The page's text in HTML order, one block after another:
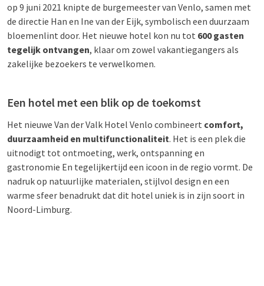
op 9 juni 2021 knipte de burgemeester van Venlo, samen met
de directie Han en Ine van der Eijk, symbolisch een duurzaam
bloemenlint door. Het nieuwe hotel kon nu tot 600 gasten
tegelijk ontvangen, klaar om zowel vakantiegangers als
zakelijke bezoekers te verwelkomen.
Een hotel met een blik op de toekomst
Het nieuwe Van der Valk Hotel Venlo combineert comfort,
duurzaamheid en multifunctionaliteit. Het is een plek die
uitnodigt tot ontmoeting, werk, ontspanning en
gastronomie En tegelijkertijd een icoon in de regio vormt. De
nadruk op natuurlijke materialen, stijlvol design en een
warme sfeer benadrukt dat dit hotel uniek is in zijn soort in
Noord-Limburg.